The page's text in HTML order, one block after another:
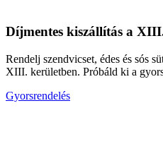
Díjmentes kiszállítás a
Rendelj szendvicset, édes és sós
XIII. kerületben. Próbáld ki a
Gyorsrendelés